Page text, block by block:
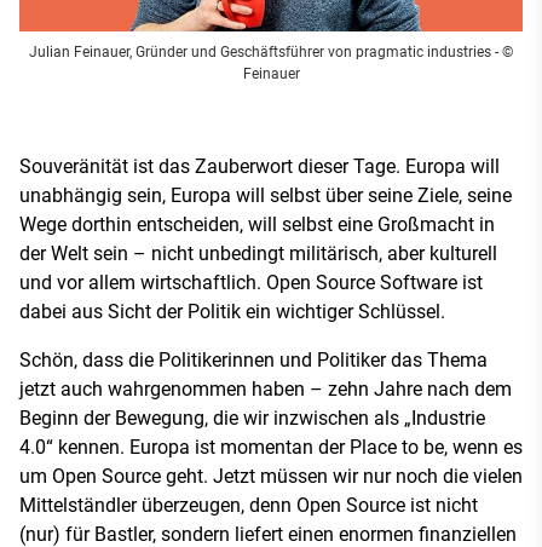
Julian Feinauer, Gründer und Geschäftsführer von pragmatic industries - ©
Feinauer
Souveränität ist das Zauberwort dieser Tage. Europa will
unabhängig sein, Europa will selbst über seine Ziele, seine
Wege dorthin entscheiden, will selbst eine Großmacht in
der Welt sein – nicht unbedingt militärisch, aber kulturell
und vor allem wirtschaftlich. Open Source Software ist
dabei aus Sicht der Politik ein wichtiger Schlüssel.
Schön, dass die Politikerinnen und Politiker das Thema
jetzt auch wahrgenommen haben – zehn Jahre nach dem
Beginn der Bewegung, die wir inzwischen als „Industrie
4.0“ kennen. Europa ist momentan der Place to be, wenn es
um Open Source geht. Jetzt müssen wir nur noch die vielen
Mittelständler überzeugen, denn Open Source ist nicht
(nur) für Bastler, sondern liefert einen enormen finanziellen